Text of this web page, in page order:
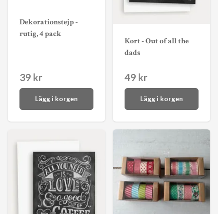
Dekorationstejp -
rutig, 4 pack
39 kr
Lägg i korgen
Kort - Out of all the
dads
49 kr
Lägg i korgen